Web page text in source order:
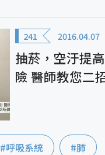
241 2016.04.07
抽菸，空汙提
險 醫師教您二
#呼吸系統 #肺